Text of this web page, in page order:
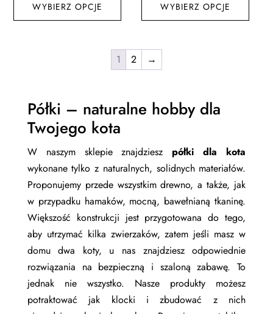
WYBIERZ OPCJE
ma
wariantów.
Opcje
wybrać
na
produktu
WYBIERZ OPCJE
ma
1 2 →
Półki – naturalne hobby dla
Twojego kota
W naszym sklepie znajdziesz półki dla kota
wykonane tylko z naturalnych, solidnych materiałów.
Proponujemy przede wszystkim drewno, a także, jak
w przypadku hamaków, mocną, bawełnianą tkaninę.
Większość konstrukcji jest przygotowana do tego,
aby utrzymać kilka zwierzaków, zatem jeśli masz w
domu dwa koty, u nas znajdziesz odpowiednie
rozwiązania na bezpieczną i szaloną zabawę. To
jednak nie wszystko. Nasze produkty możesz
potraktować jak klocki i zbudować z nich